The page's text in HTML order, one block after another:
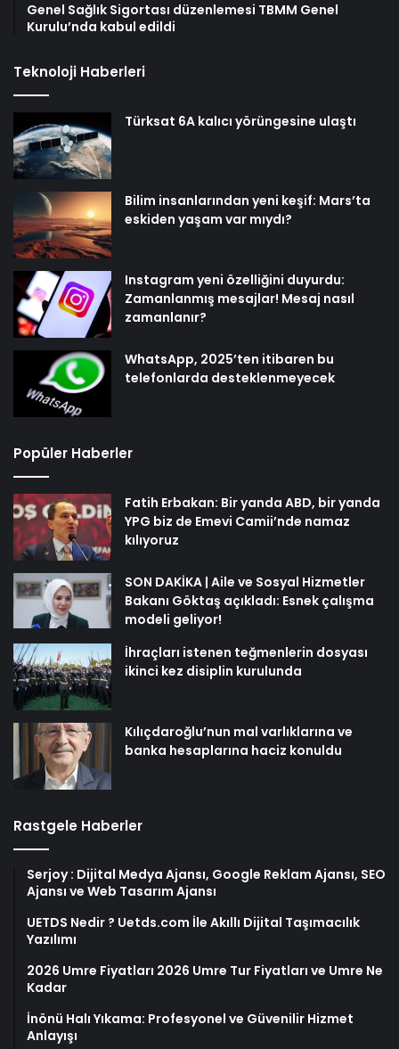
Genel Sağlık Sigortası düzenlemesi TBMM Genel
Kurulu’nda kabul edildi
Teknoloji Haberleri
Türksat 6A kalıcı yörüngesine ulaştı
Bilim insanlarından yeni keşif: Mars’ta
eskiden yaşam var mıydı?
Instagram yeni özelliğini duyurdu:
Zamanlanmış mesajlar! Mesaj nasıl
zamanlanır?
WhatsApp, 2025’ten itibaren bu
telefonlarda desteklenmeyecek
Popüler Haberler
Fatih Erbakan: Bir yanda ABD, bir yanda
YPG biz de Emevi Camii’nde namaz
kılıyoruz
SON DAKİKA | Aile ve Sosyal Hizmetler
Bakanı Göktaş açıkladı: Esnek çalışma
modeli geliyor!
İhraçları istenen teğmenlerin dosyası
ikinci kez disiplin kurulunda
Kılıçdaroğlu’nun mal varlıklarına ve
banka hesaplarına haciz konuldu
Rastgele Haberler
Serjoy : Dijital Medya Ajansı, Google Reklam Ajansı, SEO
Ajansı ve Web Tasarım Ajansı
UETDS Nedir ? Uetds.com İle Akıllı Dijital Taşımacılık
Yazılımı
2026 Umre Fiyatları 2026 Umre Tur Fiyatları ve Umre Ne
Kadar
İnönü Halı Yıkama: Profesyonel ve Güvenilir Hizmet
Anlayışı